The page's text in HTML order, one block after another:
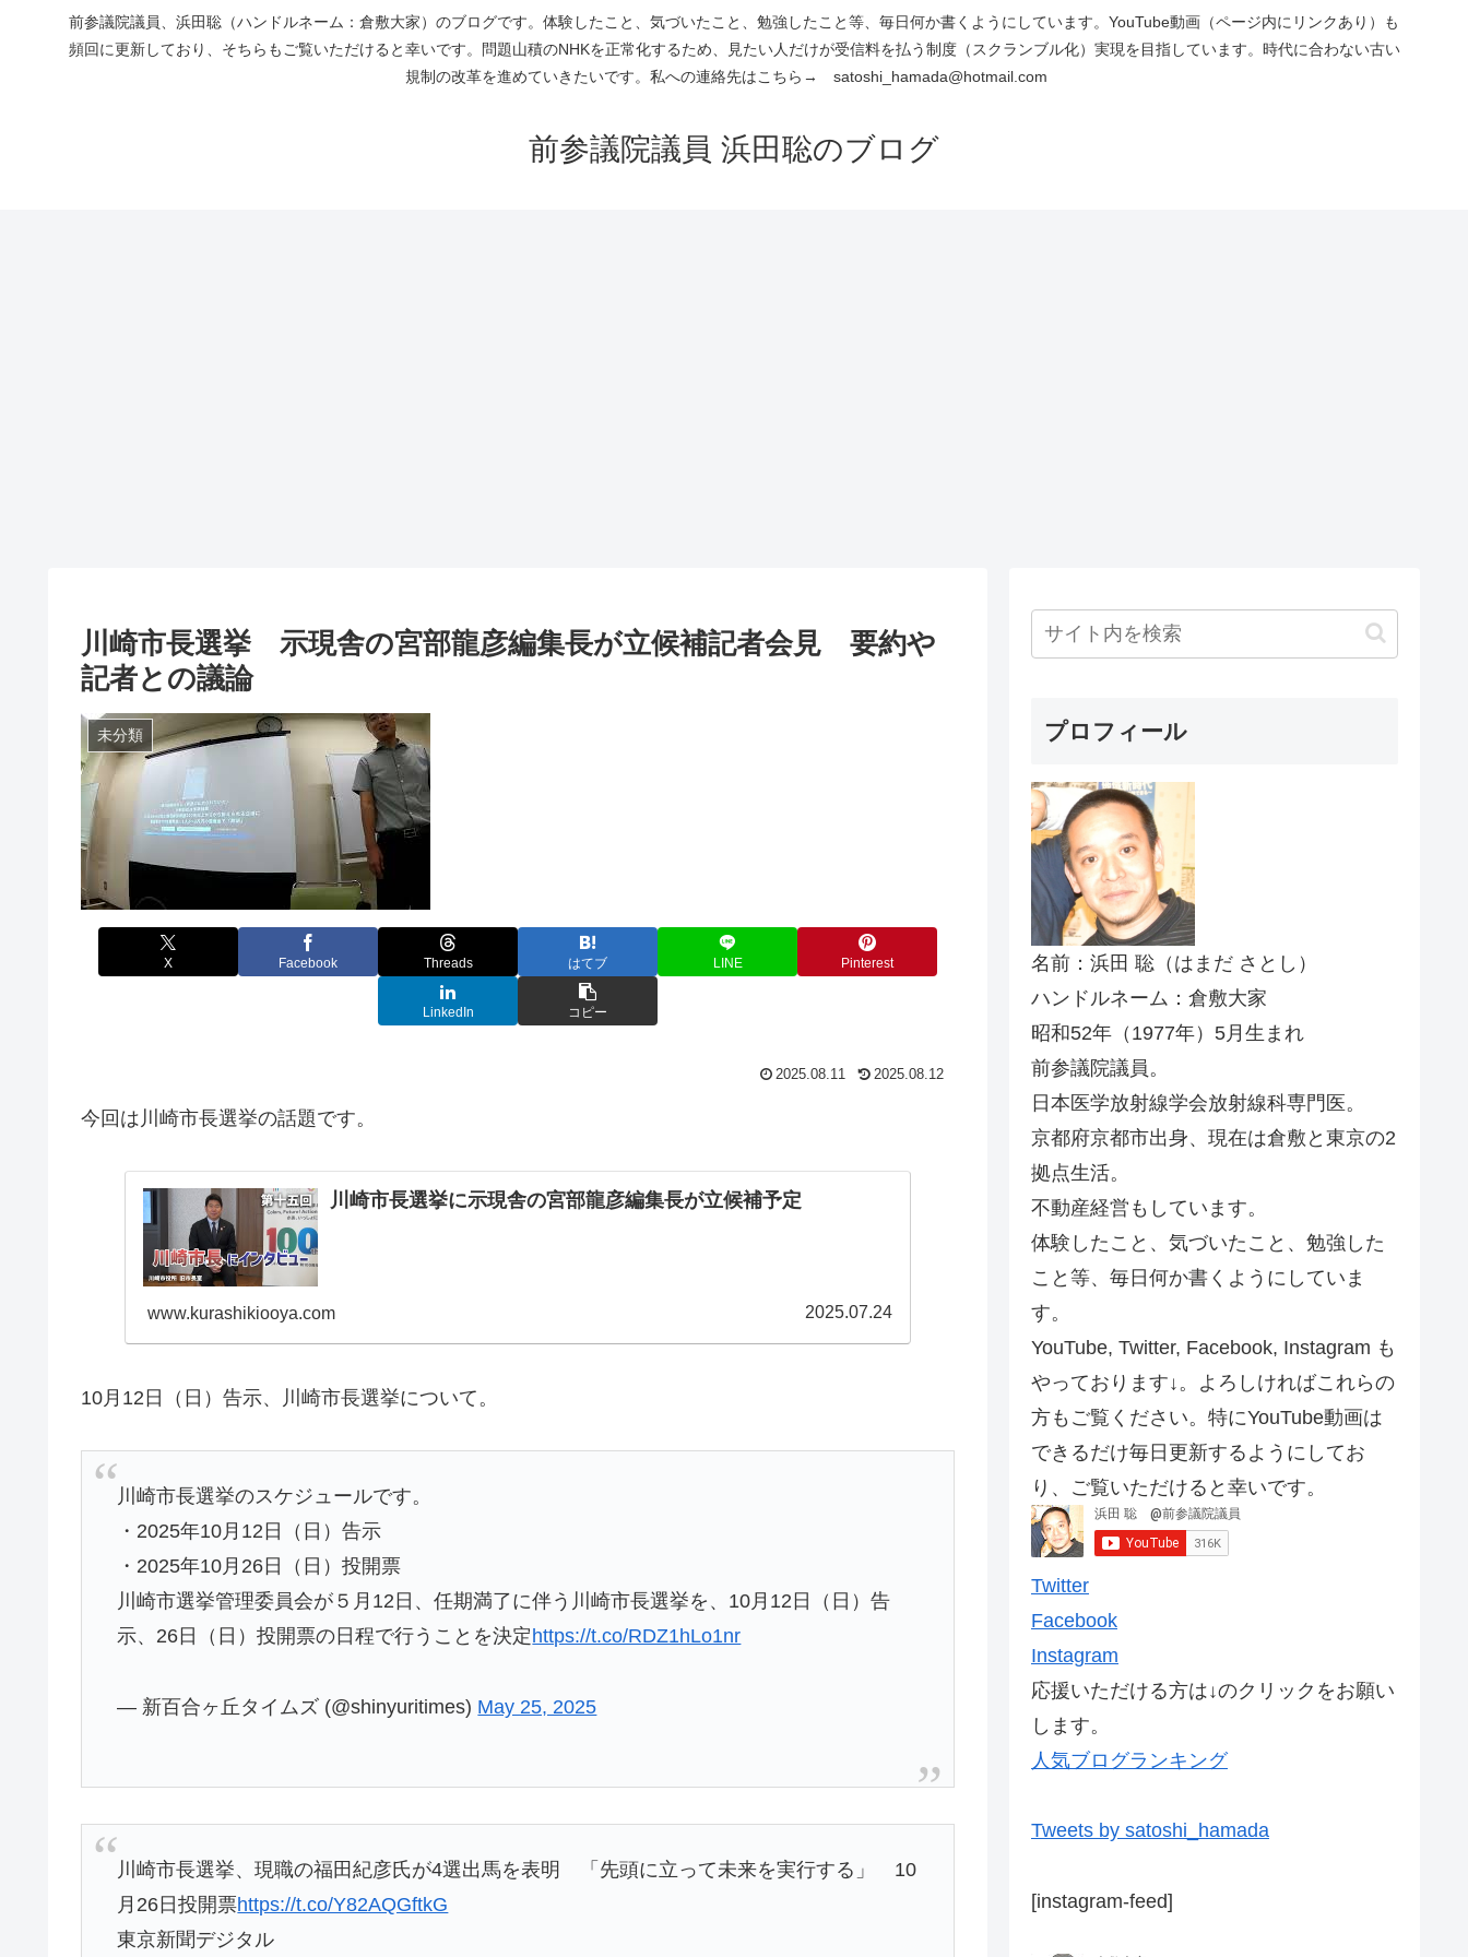
前参議院議員、浜田聡（ハンドルネーム：倉敷大家）のブログです。体験したこと、気づいたこと、勉強したこと等、毎日何か書くようにしています。YouTube動画（ページ内にリンクあり）も
頻回に更新しており、そちらもご覧いただけると幸いです。問題山積のNHKを正常化するため、見たい人だけが受信料を払う制度（スクランブル化）実現を目指しています。時代に合わない古い
規制の改革を進めていきたいです。私への連絡先はこちら→ satoshi_hamada@hotmail.com
前参議院議員 浜田聡のブログ
川崎市長選挙 示現舎の宮部龍彦編集長が立候補記者会見 要約や
記者との議論
未分類
X Facebook Threads はてブ LINE Pinterest
LinkedIn コピー
2025.08.11 2025.08.12
今回は川崎市長選挙の話題です。
川崎市長選挙に示現舎の宮部龍彦編集長が立候補予定
www.kurashikiooya.com 2025.07.24
10月12日（日）告示、川崎市長選挙について。
川崎市長選挙のスケジュールです。
・2025年10月12日（日）告示
・2025年10月26日（日）投開票
川崎市選挙管理委員会が５月12日、任期満了に伴う川崎市長選挙を、10月12日（日）告
示、26日（日）投開票の日程で行うことを決定 https://t.co/RDZ1hLo1nr
— 新百合ヶ丘タイムズ (@shinyuritimes) May 25, 2025
川崎市長選挙、現職の福田紀彦氏が4選出馬を表明 「先頭に立って未来を実行する」 10
月26日投開票https://t.co/Y82AQGftkG
東京新聞デジタル
プロフィール
名前：浜田 聡（はまだ さとし）
ハンドルネーム：倉敷大家
昭和52年（1977年）5月生まれ
前参議院議員。
日本医学放射線学会放射線科専門医。
京都府京都市出身、現在は倉敷と東京の2
拠点生活。
不動産経営もしています。
体験したこと、気づいたこと、勉強した
こと等、毎日何か書くようにしていま
す。
YouTube, Twitter, Facebook, Instagram も
やっております↓。よろしければこれらの
方もご覧ください。特にYouTube動画は
できるだけ毎日更新するようにしてお
り、ご覧いただけると幸いです。
Twitter
Facebook
Instagram
応援いただける方は↓のクリックをお願い
します。
人気ブログランキング
Tweets by satoshi_hamada
[instagram-feed]